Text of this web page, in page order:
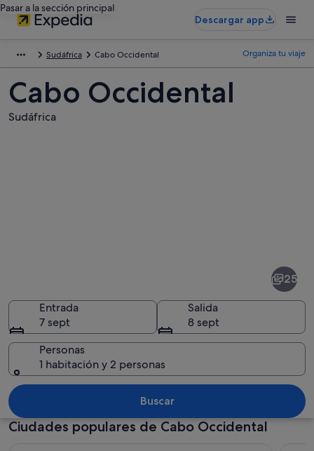
Pasar a la sección principal
Descargar app
Sudáfrica Cabo Occidental Organiza tu viaje
Cabo Occidental
Sudáfrica
Un excursionista contempla un
25
Entrada
7 sept
Salida
8 sept
Personas
1 habitación y 2 personas
Buscar
Ciudades populares de Cabo Occidental